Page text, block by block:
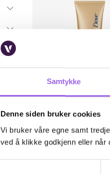
Samtykke
Denne siden bruker cookies
Vi bruker våre egne samt
ved å klikke godkjenn eller når
Dove
Dove Summer
Medium Body Lotion